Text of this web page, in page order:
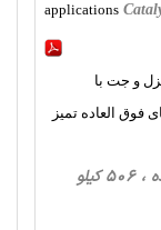
applications
و جت با
فوق العاده تمیز
، حرارت‌ و سیالات، 25 صفحه فارسی تایپ شده ، 506 کیلو